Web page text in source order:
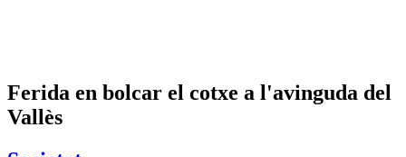
Ferida en bolcar el cotxe a l'avinguda del
Vallès